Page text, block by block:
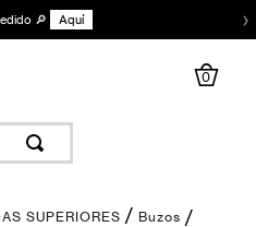
🔎 Aquí ›
0
SUPERIORES
Buzos